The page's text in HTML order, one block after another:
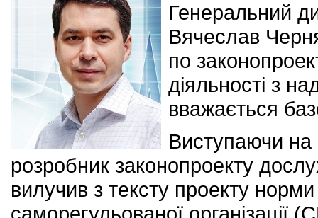
Генеральний
Вячеслав
по
діяльності з
вважається
Виступаючи на
розробник законопроекту
вилучив з тексту проекту